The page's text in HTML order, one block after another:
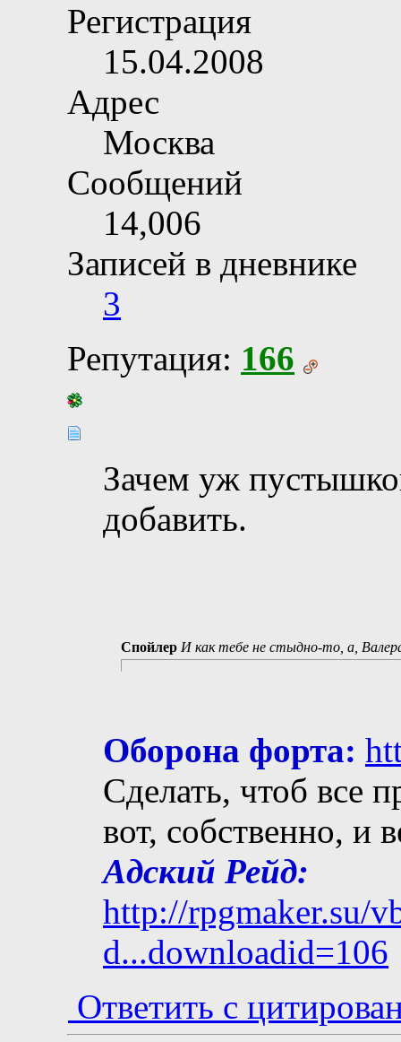
Регистрация
15.04.2008
Адрес
Москва
Сообщений
14,006
Записей в дневнике
3
Репутация: 166
Зачем уж
добавить.
Спойлер И как тебе не стыдно-то, а,
Оборона форта:
Сделать, чтоб все
вот, собственно, и
Адский Рейд:
http://rpgmaker.su/
d...downloadid=106
Ответить с